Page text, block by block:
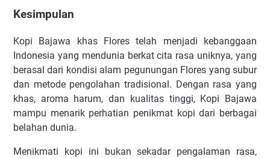
Kesimpulan
Kopi Bajawa khas Flores telah menjadi kebanggaan
Indonesia yang mendunia berkat cita rasa uniknya, yang
berasal dari kondisi alam pegunungan Flores yang subur
dan metode pengolahan tradisional. Dengan rasa yang
khas, aroma harum, dan kualitas tinggi, Kopi Bajawa
mampu menarik perhatian penikmat kopi dari berbagai
belahan dunia.
Menikmati kopi ini bukan sekadar pengalaman rasa,